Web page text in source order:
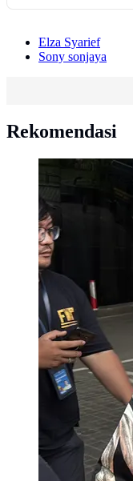
Elza Syarief
Sony sonjaya
Rekomendasi